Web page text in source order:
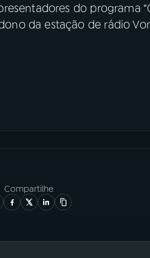
do programa
da estação de rádio
Compartilhe